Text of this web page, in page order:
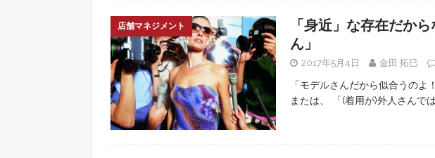
店舗マネジメント
「身近」な存在だか
ん」
2017年5月4日 金田 拓巳
「モデルさんだから似合うのよ
または、 「(着用が)外人さんで